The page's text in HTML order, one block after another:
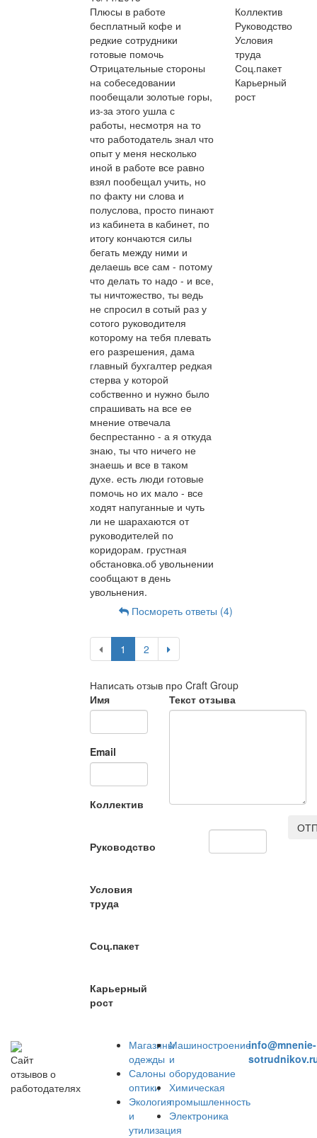
Плюсы в работе
бесплатный кофе и
редкие сотрудники
готовые помочь
Отрицательные стороны
на собеседовании
пообещали золотые горы,
из-за этого ушла с
работы, несмотря на то
что работодатель знал что
опыт у меня несколько
иной в работе все равно
взял пообещал учить, но
по факту ни слова и
полуслова, просто пинают
из кабинета в кабинет, по
итогу кончаются силы
бегать между ними и
делаешь все сам - потому
что делать то надо - и все,
ты ничтожество, ты ведь
не спросил в сотый раз у
сотого руководителя
которому на тебя плевать
его разрешения, дама
главный бухгалтер редкая
стерва у которой
собственно и нужно было
спрашивать на все ее
мнение отвечала
беспрестанно - а я откуда
знаю, ты что ничего не
знаешь и все в таком
духе. есть люди готовые
помочь но их мало - все
ходят напуганные и чуть
ли не шарахаются от
руководителей по
коридорам. грустная
обстановка.об увольнении
сообщают в день
увольнения.
Коллектив
Руководство
Условия
труда
Соц.пакет
Карьерный
рост
Посмореть ответы (4)
1 2
Написать отзыв про Craft Group
Имя
Email
Коллектив
Руководство
Условия
труда
Соц.пакет
Карьерный
рост
Текст отзыва
Сайт
отзывов о
работодателях
Магазины
одежды
Салоны
оптики
Экология
и
утилизация
Машиностроение
и
оборудование
Химическая
промышленность
Электроника
info@mnenie-